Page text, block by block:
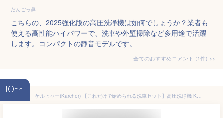
だんごっ鼻
こちらの、2025強化版の高圧洗浄機は如何でしょうか？業者も
使える高性能ハイパワーで、洗車や外壁掃除など多用途で活躍
します。コンパクトの静音モデルです。
全てのおすすめコメント (1件) >
10th
ケルヒャー(Karcher) 【これだけで始められる洗車セット】高圧洗浄機 K2サイレントBC 静音機能3 m 水道ホースセット3 in 1 ウルトラフォームクリーナーフォームノズル【4点セット】